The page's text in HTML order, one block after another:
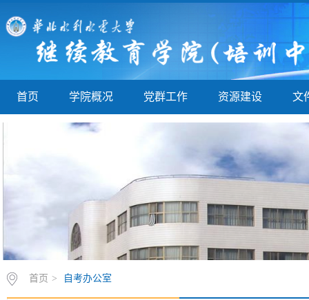
首页 学院概况 党群工作 资源建设 文
首页 > 自考办公室